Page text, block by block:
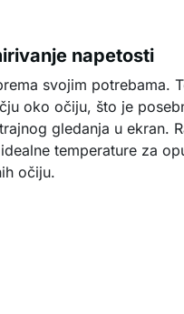
napetosti
svojim potrebama.
oko očiju, što je
gledanja u ekran.
temperature za
očiju.